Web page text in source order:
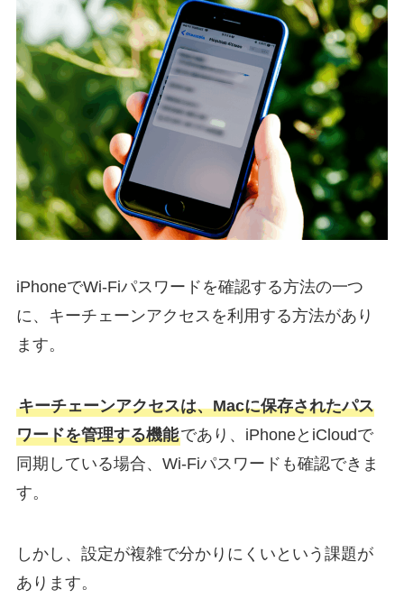
iPhoneでWi-Fiパスワードを確認する方法の一つ
に、キーチェーンアクセスを利用する方法があり
ます。
キーチェーンアクセスは、Macに保存されたパス
ワードを管理する機能であり、iPhoneとiCloudで
同期している場合、Wi-Fiパスワードも確認できま
す。
しかし、設定が複雑で分かりにくいという課題が
あります。